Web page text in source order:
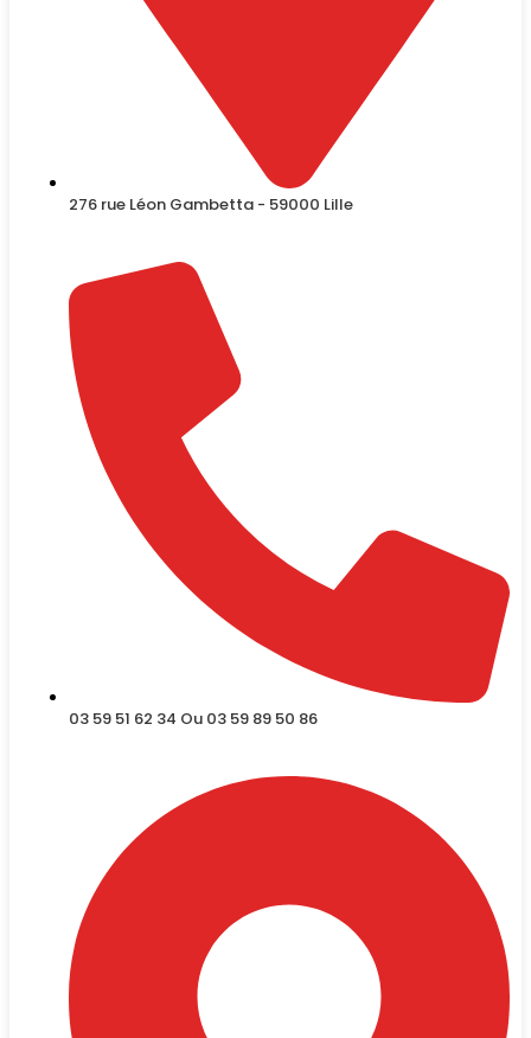
276 rue Léon Gambetta - 59000 Lille
03 59 51 62 34 Ou 03 59 89 50 86